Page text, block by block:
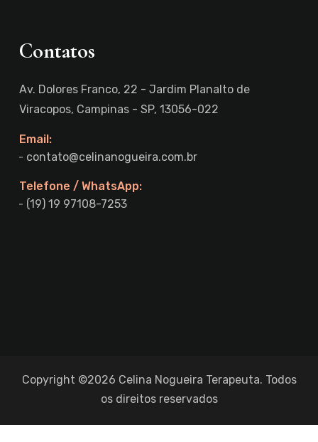
Contatos
Av. Dolores Franco, 22 - Jardim Planalto de
Viracopos, Campinas - SP, 13056-022
Email:
contato@celinanogueira.com.br
Telefone / WhatsApp:
(19) 19 97108-7253
Copyright ©2026 Celina Nogueira Terapeuta. Todos
os direitos reservados